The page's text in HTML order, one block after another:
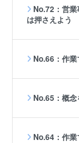
No.72：営
は押さえよう
No.66：作
No.65：概
No.64：作